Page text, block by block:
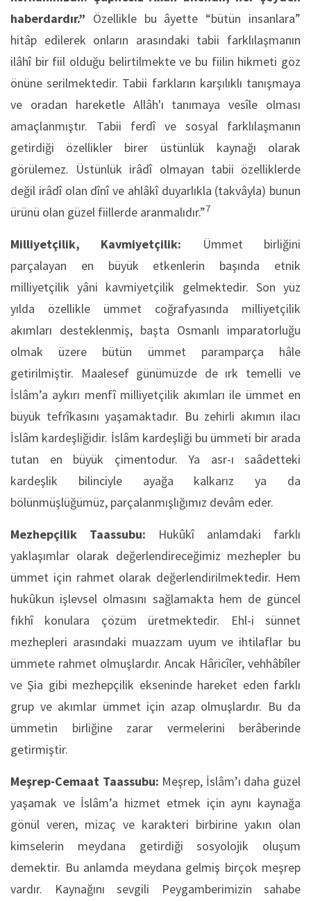
haberdardır.” Özellikle bu âyette “bütün insanlara”
hitâp edilerek onların arasındaki tabii farklılaşmanın
ilâhî bir fiil olduğu belirtilmekte ve bu fiilin hikmeti göz
önüne serilmektedir. Tabii farkların karşılıklı tanışmaya
ve oradan hareketle Allâh'ı tanımaya vesîle olması
amaçlanmıştır. Tabii ferdî ve sosyal farklılaşmanın
getirdiği özellikler birer üstünlük kaynağı olarak
görülemez. Üstünlük irâdî olmayan tabii özelliklerde
değil irâdî olan dînî ve ahlâkî duyarlıkla (takvâyla) bunun
ürünü olan güzel fiillerde aranmalıdır.”7
Milliyetçilik, Kavmiyetçilik: Ümmet birliğini
parçalayan en büyük etkenlerin başında etnik
milliyetçilik yâni kavmiyetçilik gelmektedir. Son yüz
yılda özellikle ümmet coğrafyasında milliyetçilik
akımları desteklenmiş, başta Osmanlı imparatorluğu
olmak üzere bütün ümmet paramparça hâle
getirilmiştir. Maalesef günümüzde de ırk temelli ve
İslâm’a aykırı menfî milliyetçilik akımları ile ümmet en
büyük tefrîkasını yaşamaktadır. Bu zehirli akımın ilacı
İslâm kardeşliğidir. İslâm kardeşliği bu ümmeti bir arada
tutan en büyük çimentodur. Ya asr-ı saâdetteki
kardeşlik bilinciyle ayağa kalkarız ya da
bölünmüşlüğümüz, parçalanmışlığımız devâm eder.
Mezhepçilik Taassubu: Hukûkî anlamdaki farklı
yaklaşımlar olarak değerlendireceğimiz mezhepler bu
ümmet için rahmet olarak değerlendirilmektedir. Hem
hukûkun işlevsel olmasını sağlamakta hem de güncel
fıkhî konulara çözüm üretmektedir. Ehl-i sünnet
mezhepleri arasındaki muazzam uyum ve ihtilaflar bu
ümmete rahmet olmuşlardır. Ancak Hâricîler, vehhâbîler
ve Şia gibi mezhepçilik ekseninde hareket eden farklı
grup ve akımlar ümmet için azap olmuşlardır. Bu da
ümmetin birliğine zarar vermelerini berâberinde
getirmiştir.
Meşrep-Cemaat Taassubu: Meşrep, İslâm’ı daha güzel
yaşamak ve İslâm’a hizmet etmek için aynı kaynağa
gönül veren, mizaç ve karakteri birbirine yakın olan
kimselerin meydana getirdiği sosyolojik oluşum
demektir. Bu anlamda meydana gelmiş birçok meşrep
vardır. Kaynağını sevgili Peygamberimizin sahabe